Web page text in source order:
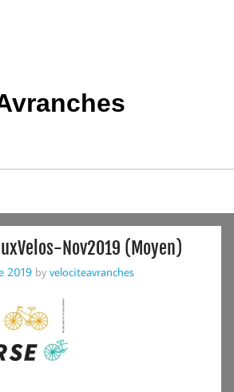
Nov2019 (Moyen)
2019 by velociteavranches